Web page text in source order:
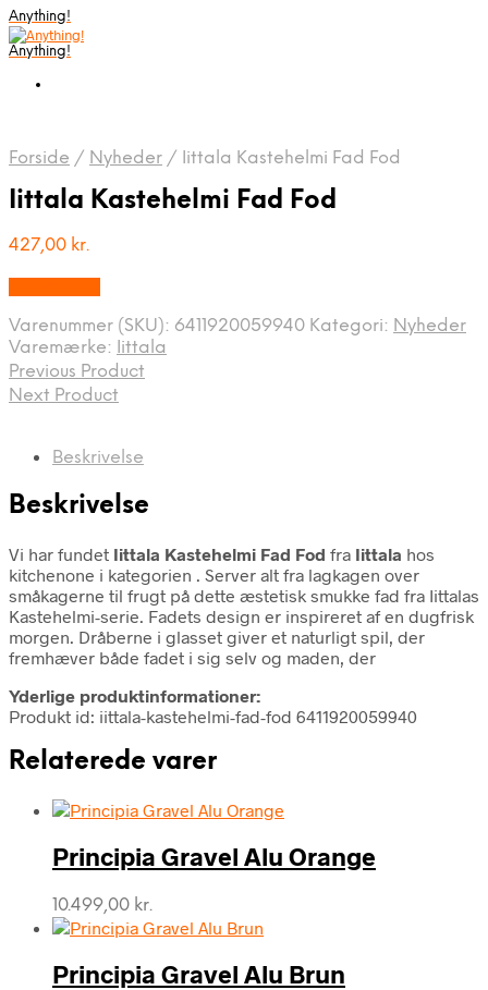
Anything!
Anything!
Forside / Nyheder / Iittala Kastehelmi Fad Fod
Iittala Kastehelmi Fad Fod
427,00 kr.
Varenummer (SKU): 6411920059940 Kategori: Nyheder
Varemærke: Iittala
Previous Product
Next Product
Beskrivelse
Beskrivelse
Vi har fundet Iittala Kastehelmi Fad Fod fra Iittala hos
kitchenone i kategorien . Server alt fra lagkagen over
småkagerne til frugt på dette æstetisk smukke fad fra Iittalas
Kastehelmi-serie. Fadets design er inspireret af en dugfrisk
morgen. Dråberne i glasset giver et naturligt spil, der
fremhæver både fadet i sig selv og maden, der
Yderlige produktinformationer:
Produkt id: iittala-kastehelmi-fad-fod 6411920059940
Relaterede varer
Principia Gravel Alu Orange
10.499,00 kr.
Principia Gravel Alu Brun